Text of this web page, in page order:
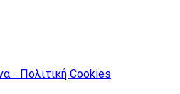
- Πολιτική Cookies